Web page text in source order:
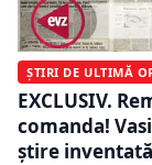
ȘTIRI DE ULTIMĂ
EXCLUSIV.
comanda!
știre